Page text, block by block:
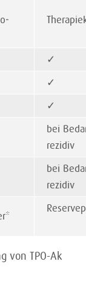
✓
✓
✓
bei
rezidiv
bei
rezidiv
von TPO-Ak